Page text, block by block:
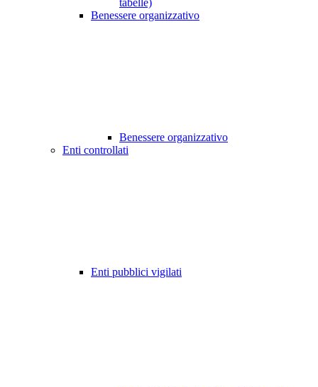
tabelle)
Benessere organizzativo
Benessere organizzativo
Enti controllati
Enti pubblici vigilati